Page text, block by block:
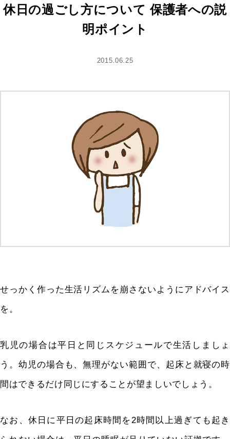
休日の過ごし方について 保護者への説
明ポイント
2015.06.25
せっかく作った生活リズムを崩さないようにアドバイス
を。
乳児の場合は平日と同じスケジュールで生活しましょ
う。幼児の場合も、無理がない範囲で、起床と就寝の時
間はできるだけ同じにすることが望ましいでしょう。
なお、休日に平日の起床時間を2時間以上過ぎても起き